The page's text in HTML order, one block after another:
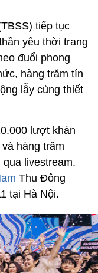
tiếp tục
yêu thời trang
đuổi phong
hàng trăm tín
lẫy cùng thiết
lượt khán
hàng trăm
livestream.
Thu Đông
tại Hà Nội.